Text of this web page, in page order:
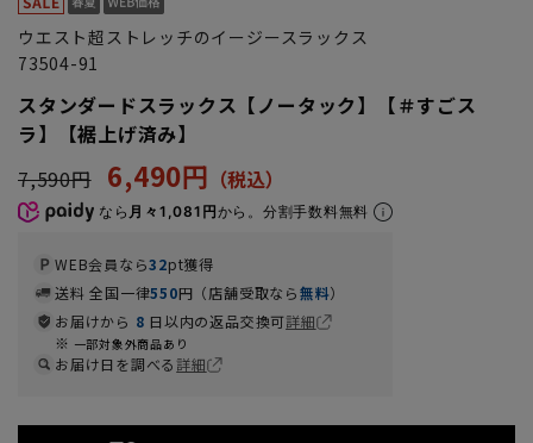
ウエスト超ストレッチのイージースラックス
73504-91
スタンダードスラックス【ノータック】【＃すごス
ラ】【裾上げ済み】
7,590円 6,490円
なら 月々1,081円から。分割手数料無料
WEB会員なら32pt獲得
送料 全国一律550円（店舗受取なら無料）
お届けから 8 日以内の返品交換可詳細
一部対象外商品あり
お届け日を調べる詳細